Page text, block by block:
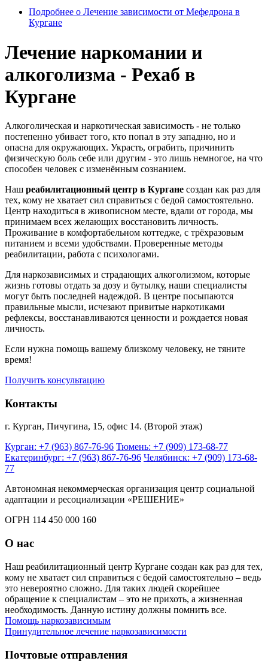
Подробнее о Лечение зависимости от Мефедрона в
Кургане
Лечение наркомании и
алкоголизма - Рехаб в
Кургане
Алкоголическая и наркотическая зависимость - не только
постепенно убивает того, кто попал в эту западню, но и
опасна для окружающих. Украсть, ограбить, причинить
физическую боль себе или другим - это лишь немногое, на что
способен человек с изменённым сознанием.
Наш реабилитационный центр в Кургане создан как раз для
тех, кому не хватает сил справиться с бедой самостоятельно.
Центр находиться в живописном месте, вдали от города, мы
принимаем всех желающих восстановить личность.
Проживание в комфортабельном коттедже, с трёхразовым
питанием и всеми удобствами. Проверенные методы
реабилитации, работа с психологами.
Для наркозависимых и страдающих алкоголизмом, которые
жизнь готовы отдать за дозу и бутылку, наши специалисты
могут быть последней надеждой. В центре посыпаются
правильные мысли, исчезают привитые наркотиками
рефлексы, восстанавливаются ценности и рождается новая
личность.
Если нужна помощь вашему близкому человеку, не тяните
время!
Получить консультацию
Контакты
г. Курган, Пичугина, 15, офис 14. (Второй этаж)
Курган: +7 (963) 867-76-96 Тюмень: +7 (909) 173-68-77
Екатеринбург: +7 (963) 867-76-96 Челябинск: +7 (909) 173-68-
77
Автономная некоммерческая организация центр социальной
адаптации и ресоциализации «РЕШЕНИЕ»
ОГРН 114 450 000 160
О нас
Наш реабилитационный центр Кургане создан как раз для тех,
кому не хватает сил справиться с бедой самостоятельно – ведь
это невероятно сложно. Для таких людей скорейшее
обращение к специалистам – это не прихоть, а жизненная
необходимость. Данную истину должны помнить все.
Помощь наркозависимым
Принудительное лечение наркозависимости
Почтовые отправления